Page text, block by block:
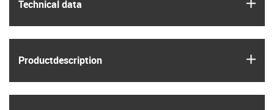
Technical data
Product­description